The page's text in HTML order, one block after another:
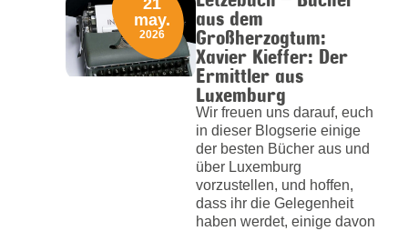
aus dem
Großherzogtum:
Xavier Kieffer: Der
Ermittler aus
Luxemburg
Wir freuen uns darauf, euch
in dieser Blogserie einige
der besten Bücher aus und
über Luxemburg
vorzustellen, und hoffen,
dass ihr die Gelegenheit
haben werdet, einige davon
21
may.
2026